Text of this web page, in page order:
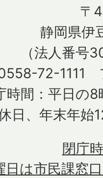
〒
静岡県伊
（法人番
72-1111
時間：平日の
休日、年末年
日は市民課窓
閉庁